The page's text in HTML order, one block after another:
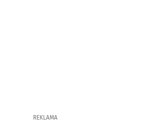
REKLAMA